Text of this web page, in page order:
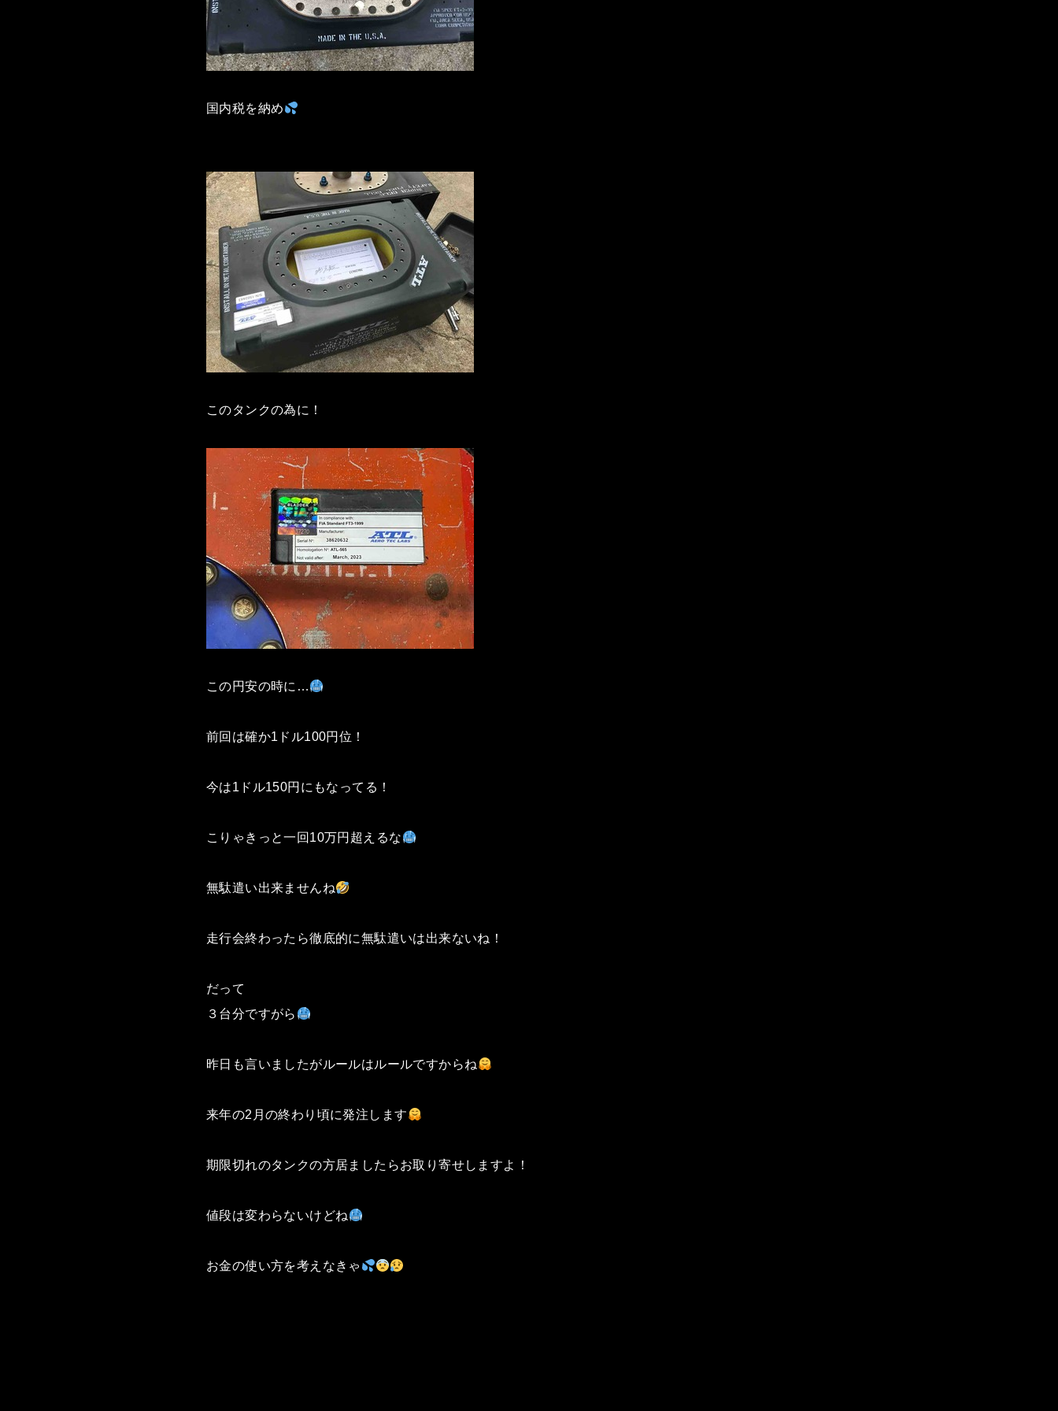
国内税を納め
このタンクの為に！
この円安の時に…
前回は確か1ドル100円位！
今は1ドル150円にもなってる！
こりゃきっと一回10万円超えるな
無駄遣い出来ませんね
走行会終わったら徹底的に無駄遣いは出来ないね！
だって
３台分ですがら
昨日も言いましたがルールはルールですからね
来年の2月の終わり頃に発注します
期限切れのタンクの方居ましたらお取り寄せしますよ！
値段は変わらないけどね
お金の使い方を考えなきゃ